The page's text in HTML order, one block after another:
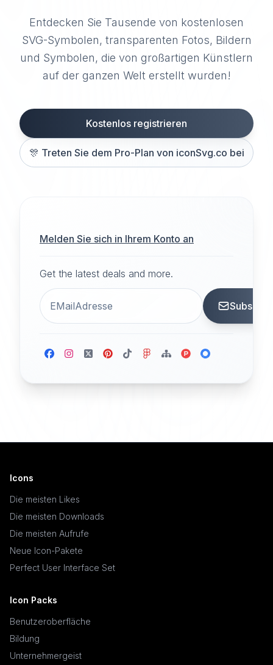
Entdecken Sie Tausende von kostenlosen
SVG-Symbolen, transparenten Fotos, Bildern
und Symbolen, die von großartigen Künstlern
auf der ganzen Welt erstellt wurden!
Kostenlos registrieren
🎊 Treten Sie dem Pro-Plan von iconSvg.co bei
Melden Sie sich in Ihrem Konto an
Get the latest deals and more.
Icons
Die meisten Likes
Die meisten Downloads
Die meisten Aufrufe
Neue Icon-Pakete
Perfect User Interface Set
Icon Packs
Benutzeroberfläche
Bildung
Unternehmergeist